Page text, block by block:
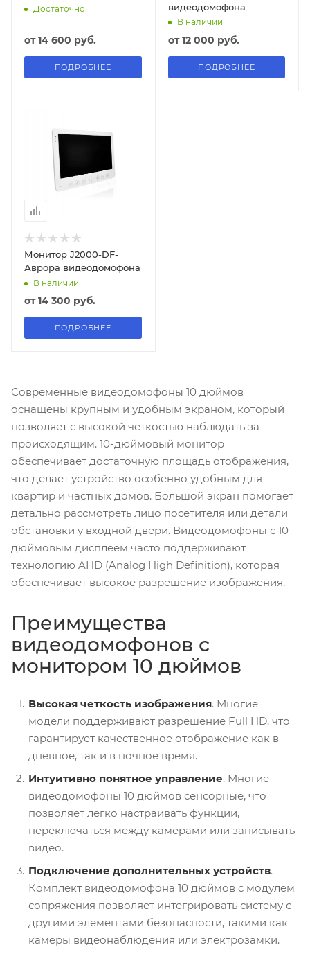
Достаточно
от14 600 руб.
ПОДРОБНЕЕ
видеодомофона
В наличии
от12 000 руб.
ПОДРОБНЕЕ
Монитор J2000-DF-
Аврора видеодомофона
В наличии
от14 300 руб.
ПОДРОБНЕЕ
Современные видеодомофоны 10 дюймов
оснащены крупным и удобным экраном, который
позволяет с высокой четкостью наблюдать за
происходящим. 10-дюймовый монитор
обеспечивает достаточную площадь отображения,
что делает устройство особенно удобным для
квартир и частных домов. Большой экран помогает
детально рассмотреть лицо посетителя или детали
обстановки у входной двери. Видеодомофоны с 10-
дюймовым дисплеем часто поддерживают
технологию AHD (Analog High Definition), которая
обеспечивает высокое разрешение изображения.
Преимущества
видеодомофонов с
монитором 10 дюймов
Высокая четкость изображения. Многие
модели поддерживают разрешение Full HD, что
гарантирует качественное отображение как в
дневное, так и в ночное время.
Интуитивно понятное управление. Многие
видеодомофоны 10 дюймов сенсорные, что
позволяет легко настраивать функции,
переключаться между камерами или записывать
видео.
Подключение дополнительных устройств.
Комплект видеодомофона 10 дюймов с модулем
сопряжения позволяет интегрировать систему с
другими элементами безопасности, такими как
камеры видеонаблюдения или электрозамки.